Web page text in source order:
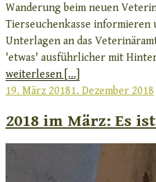
Wanderung beim neuen
Tierseuchenkasse informieren
Unterlagen an das
'etwas' ausführlicher mit
weiterlesen [...]
Veröffentlicht
19. März 20181. Dezember 2018
2018 im März: Es